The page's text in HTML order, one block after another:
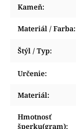
Kameň:
Materiál / Farba:
Štýl / Typ:
Určenie:
Materiál:
Hmotnosť
šperku(gram):